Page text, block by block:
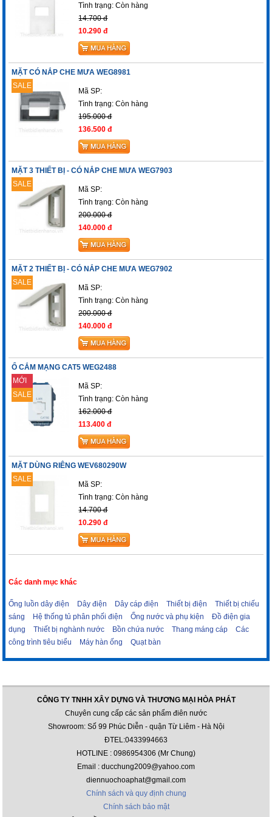
Tình trạng:Còn hàng
14.700 đ
10.290 đ
MẶT CÓ NẮP CHE MƯA WEG8981
SALE
Mã SP:
Tình trạng:Còn hàng
195.000 đ
136.500 đ
MẶT 3 THIẾT BỊ - CÓ NẮP CHE MƯA WEG7903
SALE
Mã SP:
Tình trạng:Còn hàng
200.000 đ
140.000 đ
MẶT 2 THIẾT BỊ - CÓ NẮP CHE MƯA WEG7902
SALE
Mã SP:
Tình trạng:Còn hàng
200.000 đ
140.000 đ
Ổ CẮM MẠNG CAT5 WEG2488
MỚI
SALE
Mã SP:
Tình trạng:Còn hàng
162.000 đ
113.400 đ
MẶT DÙNG RIÊNG WEV680290W
SALE
Mã SP:
Tình trạng:Còn hàng
14.700 đ
10.290 đ
Các danh mục khác
Ống luồn dây điện Dây điện Dây cáp điện Thiết bị điện
Thiết bị chiếu
sáng
Hệ thống tủ phân phối điện Ống nước và phụ kiện
Đồ điện gia
dụng
Thiết bị nghành nước Bồn chứa nước Thang máng cáp
Các
công trình tiêu biểu
Máy hàn ống Quạt bàn
CÔNG TY TNHH XÂY DỰNG VÀ THƯƠNG MẠI HÒA PHÁT
Chuyên cung cấp các sản phẩm điên nước
Showroom: Số 99 Phúc Diễn - quận Từ Liêm - Hà Nội
ĐTEL:0433994663
HOTLINE : 0986954306 (Mr Chung)
Email : ducchung2009@yahoo.com
diennuochoaphat@gmail.com
Chính sách và quy định chung
Chính sách bảo mật